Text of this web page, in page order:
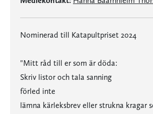
Nominerad till Katapultpriset 2024
"Mitt råd till er som är döda:
Skriv listor och tala sanning
förled inte
lämna kärleksbrev eller strukna kragar